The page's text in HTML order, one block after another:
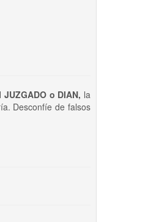
o DIAN, la
Desconfíe de falsos